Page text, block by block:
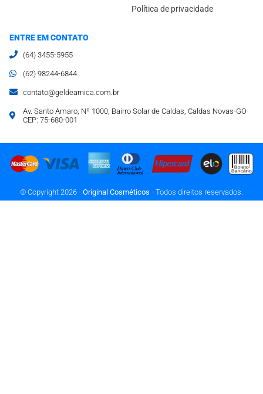
Política de privacidade
ENTRE EM CONTATO
(64) 3455-5955
(62) 98244-6844
contato@geldearnica.com.br
Av. Santo Amaro, Nº 1000, Bairro Solar de Caldas, Caldas Novas-GO
CEP: 75-680-001
© Copyright 2026 - Original Cosméticos - Todos direitos reservados.